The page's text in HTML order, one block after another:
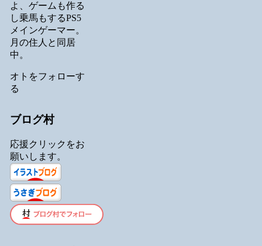
よ、ゲームも作る
し乗馬もするPS5
メインゲーマー。
月の住人と同居
中。
オトをフォローす
る
ブログ村
応援クリックをお
願いします。